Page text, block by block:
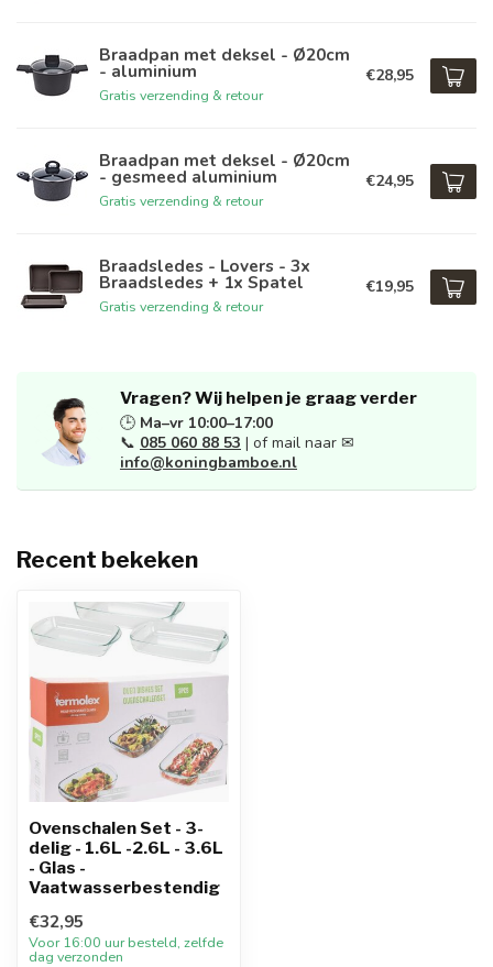
Braadpan met deksel - Ø20cm
- aluminium
Gratis verzending & retour
€28,95
Braadpan met deksel - Ø20cm
- gesmeed aluminium
Gratis verzending & retour
€24,95
Braadsledes - Lovers - 3x
Braadsledes + 1x Spatel
Gratis verzending & retour
€19,95
Vragen? Wij helpen je graag verder
🕒 Ma–vr 10:00–17:00
📞 085 060 88 53 | of mail naar ✉
info@koningbamboe.nl
Recent bekeken
Ovenschalen Set - 3-
delig - 1.6L -2.6L - 3.6L
- Glas -
Vaatwasserbestendig
€32,95
Voor 16:00 uur besteld, zelfde
dag verzonden